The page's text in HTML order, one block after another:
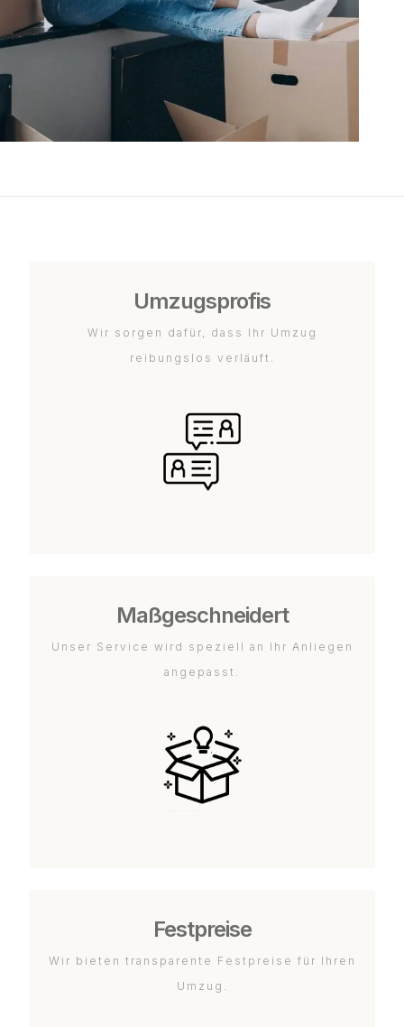
Umzugsprofis
Wir sorgen dafür, dass Ihr Umzug
reibungslos verläuft.
Maßgeschneidert
Unser Service wird speziell an Ihr Anliegen
angepasst.
Festpreise
Wir bieten transparente Festpreise für Ihren
Umzug.